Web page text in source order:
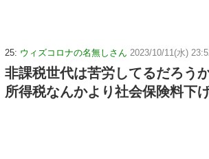
25: ウィズコロナの名無しさん 2023/10/11(水)
非課税世代は苦労してるだろう
所得税なんかより社会保険料下